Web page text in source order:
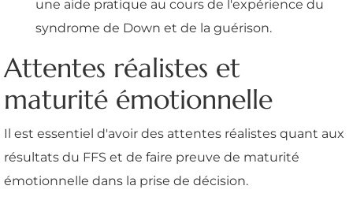
une aide pratique au cours de l'expérience du
syndrome de Down et de la guérison.
Attentes réalistes et
maturité émotionnelle
Il est essentiel d'avoir des attentes réalistes quant aux
résultats du FFS et de faire preuve de maturité
émotionnelle dans la prise de décision.